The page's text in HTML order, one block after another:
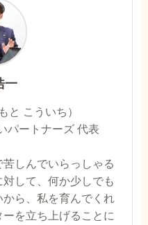
一
こういち）
パートナーズ 代表
しんでいらっしゃる
して、何か少しでも
ら、私を育んでくれ
を立ち上げることに